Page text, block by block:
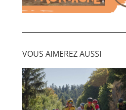
VOUS AIMEREZ AUSSI